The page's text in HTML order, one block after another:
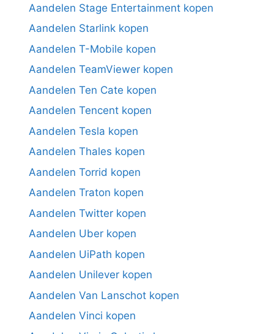
Aandelen Stage Entertainment kopen
Aandelen Starlink kopen
Aandelen T-Mobile kopen
Aandelen TeamViewer kopen
Aandelen Ten Cate kopen
Aandelen Tencent kopen
Aandelen Tesla kopen
Aandelen Thales kopen
Aandelen Torrid kopen
Aandelen Traton kopen
Aandelen Twitter kopen
Aandelen Uber kopen
Aandelen UiPath kopen
Aandelen Unilever kopen
Aandelen Van Lanschot kopen
Aandelen Vinci kopen